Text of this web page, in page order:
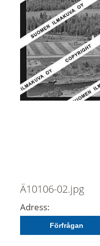
Ä10106-02.jpg
Adress:
Förfrågan